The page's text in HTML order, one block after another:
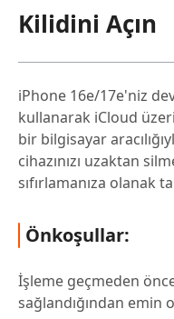
Kilidini Açın
iPhone 16e/17e'niz
kullanarak iCloud
bir bilgisayar
cihazınızı uzaktan
sıfırlamanıza olanak
Önkoşullar:
İşleme geçmeden
sağlandığından emin